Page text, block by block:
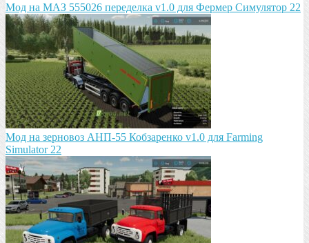
Мод на МАЗ 555026 пeрeдeлка v1.0 для Фермер Симулятор 22
Мод на зeрновоз АНП-55 Кобзарeнко v1.0 для Farming
Simulator 22